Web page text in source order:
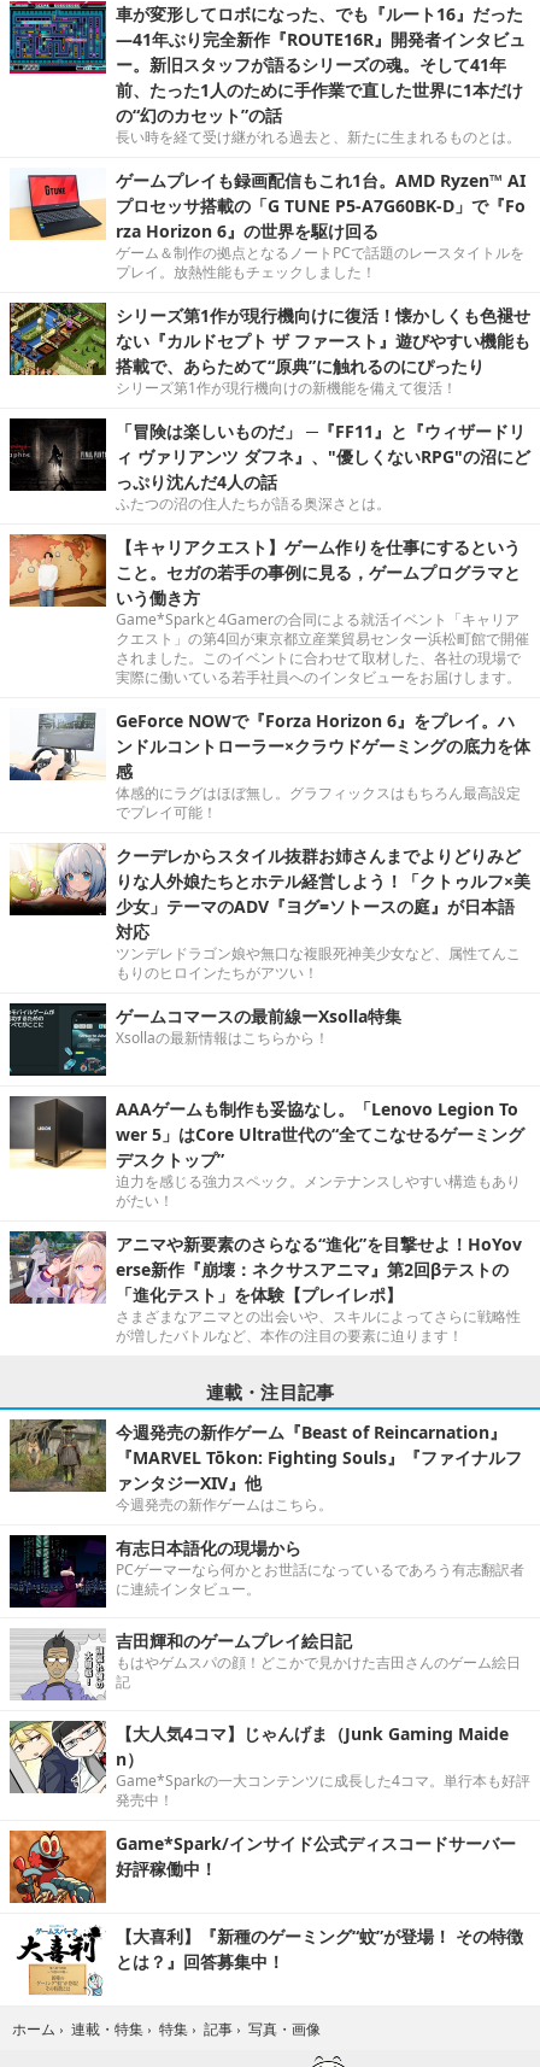
車が変形してロボになった、でも『ルート16』だった
―41年ぶり完全新作『ROUTE16R』開発者インタビュ
ー。新旧スタッフが語るシリーズの魂。そして41年
前、たった1人のために手作業で直した世界に1本だけ
の“幻のカセット”の話
長い時を経て受け継がれる過去と、新たに生まれるものとは。
ゲームプレイも録画配信もこれ1台。AMD Ryzen™ AI
プロセッサ搭載の「G TUNE P5-A7G60BK-D」で『Fo
rza Horizon 6』の世界を駆け回る
ゲーム＆制作の拠点となるノートPCで話題のレースタイトルを
プレイ。放熱性能もチェックしました！
シリーズ第1作が現行機向けに復活！懐かしくも色褪せ
ない『カルドセプト ザ ファースト』遊びやすい機能も
搭載で、あらためて“原典”に触れるのにぴったり
シリーズ第1作が現行機向けの新機能を備えて復活！
「冒険は楽しいものだ」 ─『FF11』と『ウィザードリ
ィ ヴァリアンツ ダフネ』、"優しくないRPG"の沼にど
っぷり沈んだ4人の話
ふたつの沼の住人たちが語る奥深さとは。
【キャリアクエスト】ゲーム作りを仕事にするという
こと。セガの若手の事例に見る，ゲームプログラマと
いう働き方
Game*Sparkと4Gamerの合同による就活イベント「キャリア
クエスト」の第4回が東京都立産業貿易センター浜松町館で開催
されました。このイベントに合わせて取材した、各社の現場で
実際に働いている若手社員へのインタビューをお届けします。
GeForce NOWで『Forza Horizon 6』をプレイ。ハ
ンドルコントローラー×クラウドゲーミングの底力を体
感
体感的にラグはほぼ無し。グラフィックスはもちろん最高設定
でプレイ可能！
クーデレからスタイル抜群お姉さんまでよりどりみど
りな人外娘たちとホテル経営しよう！「クトゥルフ×美
少女」テーマのADV『ヨグ=ソトースの庭』が日本語
対応
ツンデレドラゴン娘や無口な複眼死神美少女など、属性てんこ
もりのヒロインたちがアツい！
ゲームコマースの最前線ーXsolla特集
Xsollaの最新情報はこちらから！
AAAゲームも制作も妥協なし。「Lenovo Legion To
wer 5」はCore Ultra世代の“全てこなせるゲーミング
デスクトップ”
迫力を感じる強力スペック。メンテナンスしやすい構造もあり
がたい！
アニマや新要素のさらなる“進化”を目撃せよ！HoYov
erse新作『崩壊：ネクサスアニマ』第2回βテストの
「進化テスト」を体験【プレイレポ】
さまざまなアニマとの出会いや、スキルによってさらに戦略性
が増したバトルなど、本作の注目の要素に迫ります！
連載・注目記事
今週発売の新作ゲーム『Beast of Reincarnation』
『MARVEL Tōkon: Fighting Souls』『ファイナルフ
ァンタジーXIV』他
今週発売の新作ゲームはこちら。
有志日本語化の現場から
PCゲーマーなら何かとお世話になっているであろう有志翻訳者
に連続インタビュー。
吉田輝和のゲームプレイ絵日記
もはやゲムスパの顔！どこかで見かけた吉田さんのゲーム絵日
記
【大人気4コマ】じゃんげま（Junk Gaming Maide
n）
Game*Sparkの一大コンテンツに成長した4コマ。単行本も好評
発売中！
Game*Spark/インサイド公式ディスコードサーバー
好評稼働中！
【大喜利】『新種のゲーミング“蚊”が登場！ その特徴
とは？』回答募集中！
ホーム › 連載・特集 › 特集 › 記事 › 写真・画像